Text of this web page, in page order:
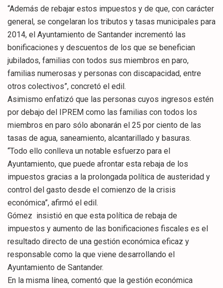
“Además de rebajar estos impuestos y de que, con carácter
general, se congelaran los tributos y tasas municipales para
2014, el Ayuntamiento de Santander incrementó las
bonificaciones y descuentos de los que se benefician
jubilados, familias con todos sus miembros en paro,
familias numerosas y personas con discapacidad, entre
otros colectivos”, concretó el edil.
Asimismo enfatizó que las personas cuyos ingresos estén
por debajo del IPREM como las familias con todos los
miembros en paro sólo abonarán el 25 por ciento de las
tasas de agua, saneamiento, alcantarillado y basuras.
“Todo ello conlleva un notable esfuerzo para el
Ayuntamiento, que puede afrontar esta rebaja de los
impuestos gracias a la prolongada política de austeridad y
control del gasto desde el comienzo de la crisis
económica”, afirmó el edil.
Gómez insistió en que esta política de rebaja de
impuestos y aumento de las bonificaciones fiscales es el
resultado directo de una gestión económica eficaz y
responsable como la que viene desarrollando el
Ayuntamiento de Santander.
En la misma línea, comentó que la gestión económica